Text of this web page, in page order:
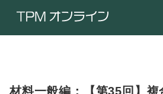
材料一般編：【第35回】複